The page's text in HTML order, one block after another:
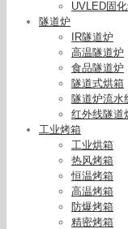
UVLED固
隧道炉
IR隧道炉
高温隧道炉
食品隧道炉
隧道式烘箱
隧道炉流水
红外线隧道
工业烤箱
工业烘箱
热风烤箱
恒温烤箱
高温烤箱
防爆烤箱
精密烤箱